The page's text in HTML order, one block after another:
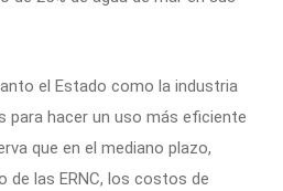
el Estado como la industria
para hacer un uso más eficiente
que en el mediano plazo,
de las ERNC, los costos de